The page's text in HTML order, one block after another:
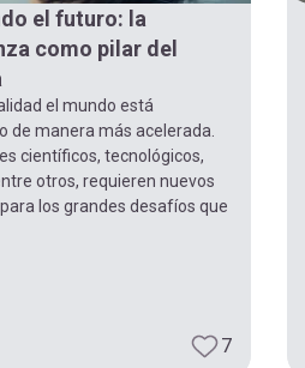
el futuro: la
como pilar del
el mundo está
de manera más acelerada.
científicos, tecnológicos,
otros, requieren nuevos
los grandes desafíos que
7